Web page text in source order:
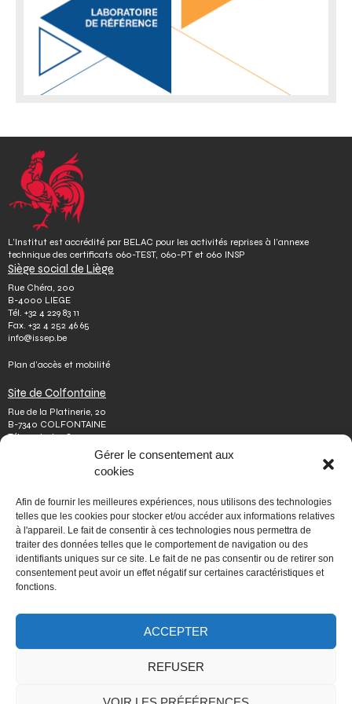
Gérer le consentement aux
cookies
Afin de fournir les meilleures expériences, nous utilisons des technologies
telles que les cookies pour stocker et/ou accéder aux informations relatives
à l'appareil. Le fait de consentir à ces technologies nous permettra de
traiter des données telles que le comportement de navigation ou des
identifiants uniques sur ce site. Le fait de ne pas consentir ou de retirer son
consentement peut avoir un effet négatif sur certaines caractéristiques et
fonctions.
ACCEPTER
REFUSER
L’Institut est accrédité par BELAC pour les activités reprises à l’annexe
technique des certificats 060-TEST, 060-PT et 060 INSP
Siège social de Liège
Rue Chéra, 200
B-4000 LIEGE
Tél. +32 4 229 83 11
Fax. +32 4 252 46 65
info@issep.be
Plan d’accès et mobilité
Site de Colfontaine
Rue de la Platinerie, 20
B-7340 COLFONTAINE
Tél.+32 65 610 813
colfontaine@issep.be
Qui sommes-nous
Travailler chez nous
Effectuer un stage
Poser une question
Autres
Vie privée
Mentions légales
Accessibilité